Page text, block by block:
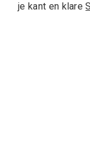
je kant en klare